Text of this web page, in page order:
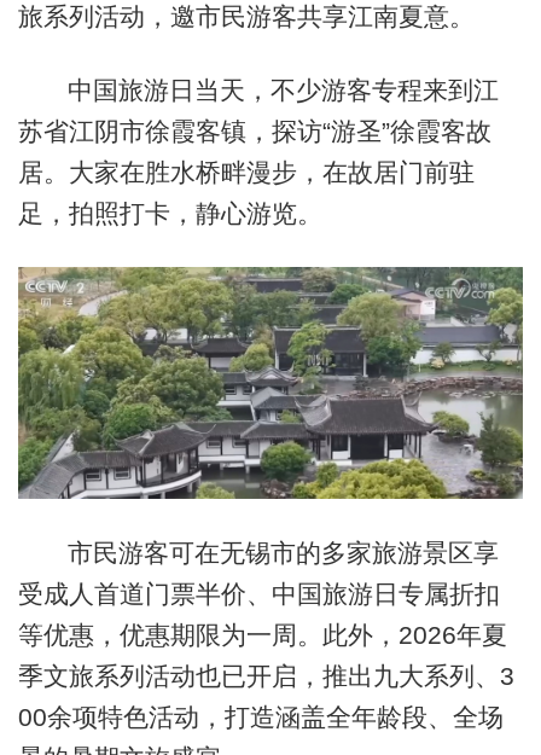
旅系列活动，邀市民游客共享江南夏意。
中国旅游日当天，不少游客专程来到江
苏省江阴市徐霞客镇，探访“游圣”徐霞客故
居。大家在胜水桥畔漫步，在故居门前驻
足，拍照打卡，静心游览。
市民游客可在无锡市的多家旅游景区享
受成人首道门票半价、中国旅游日专属折扣
等优惠，优惠期限为一周。此外，2026年夏
季文旅系列活动也已开启，推出九大系列、3
00余项特色活动，打造涵盖全年龄段、全场